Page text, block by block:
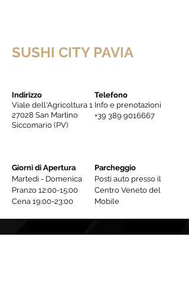
SUSHI CITY PAVIA
Indirizzo
Viale dell'Agricoltura 1
27028 San Martino
Siccomario (PV)
Giorni di Apertura
Martedì - Domenica
Pranzo 12:00-15:00
Cena 19:00-23:00
Telefono
Info e prenotazioni
+39 389 9016667
Parcheggio
Posti auto presso il
Centro Veneto del
Mobile